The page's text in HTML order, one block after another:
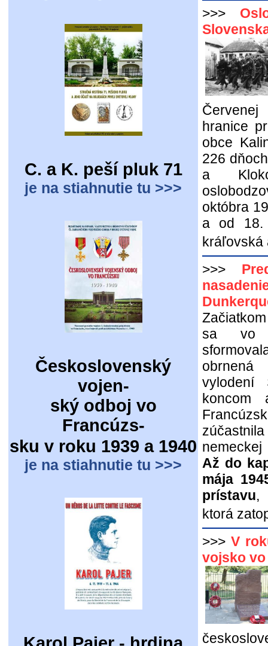
C. a K. peší pluk 71
je na stiahnutie tu >>>
Československý
vojen-
ský odboj vo
Francúzs-
sku v roku 1939 a 1940
je na stiahnutie tu >>>
>>>
hranice
obce
226
a
októbra
a od 18.
kráľovská
>>>
sa vo
vylodení
koncom
Až do
mája
prístavu,
ktorá
>>> V
vojsko